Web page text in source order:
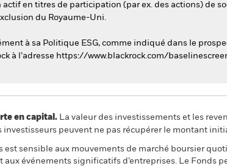
en titres de participation (par ex. des actions) de
du Royaume-Uni.
à sa Politique ESG, comme indiqué dans le
à l’adresse https://www.blackrock.com/
en capital. La valeur des investissements et les
investisseurs peuvent ne pas récupérer le montant
est sensible aux mouvements de marché boursier
événements significatifs d’entreprises. Le Fonds